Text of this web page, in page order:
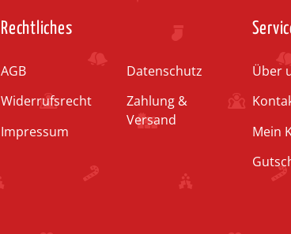
Rechtliches
AGB
Widerrufsrecht
Impressum
Datenschutz
Zahlung &
Versand
Über
Mein